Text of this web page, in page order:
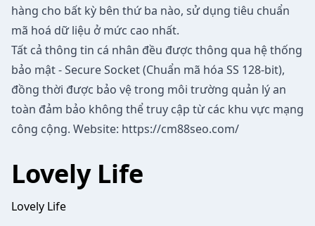
hàng cho bất kỳ bên thứ ba nào, sử dụng tiêu chuẩn
mã hoá dữ liệu ở mức cao nhất.
Tất cả thông tin cá nhân đều được thông qua hệ thống
bảo mật - Secure Socket (Chuẩn mã hóa SS 128-bit),
đồng thời được bảo vệ trong môi trường quản lý an
toàn đảm bảo không thể truy cập từ các khu vực mạng
công cộng. Website: https://cm88seo.com/
Lovely Life
Lovely Life